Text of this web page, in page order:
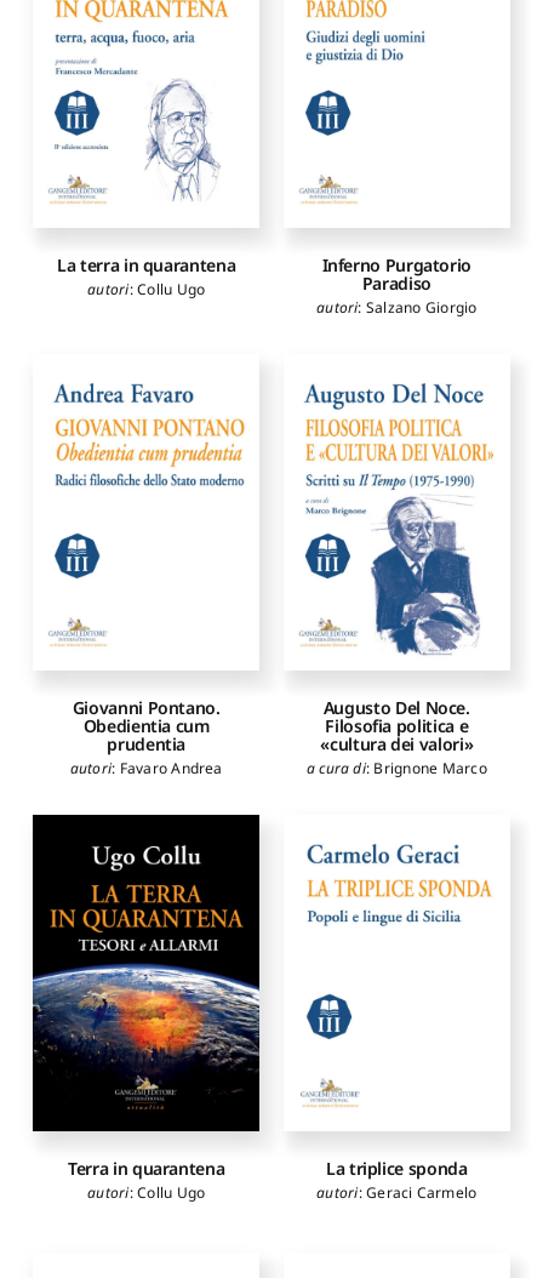
La terra in quarantena
autori:Collu Ugo
Inferno Purgatorio
Paradiso
autori: Salzano Giorgio
Giovanni Pontano.
Obedientia cum
prudentia
autori: Favaro Andrea
Augusto Del Noce.
Filosofia politica e
«cultura dei valori»
a cura di: Brignone Marco
Terra in quarantena
autori:Collu Ugo
La triplice sponda
autori:Geraci Carmelo